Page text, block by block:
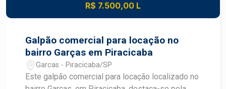
R$ 7.500,00 L
Galpão comercial para locação no
bairro Garças em Piracicaba
Garcas - Piracicaba/SP
Este galpão comercial para locação localizado no